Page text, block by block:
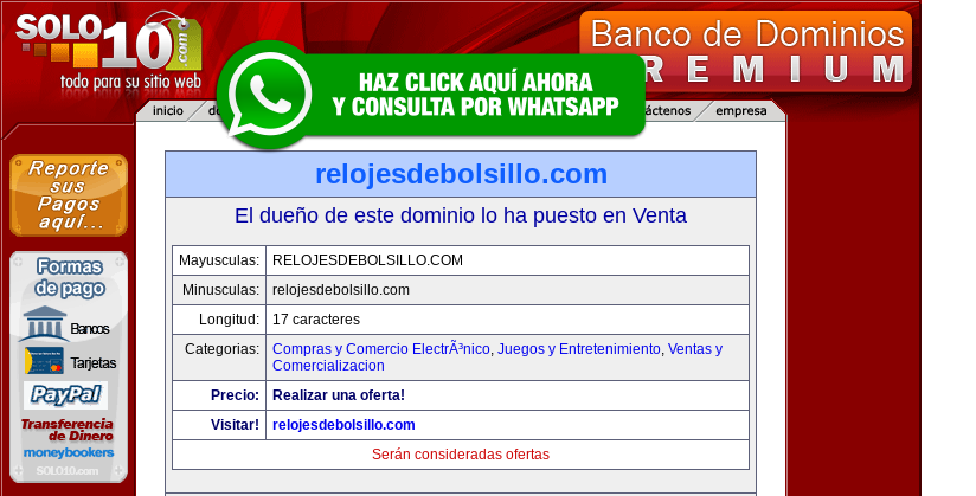
relojesdebolsillo.com
El dueño de este dominio lo ha puesto en Venta
Mayusculas:
RELOJESDEBOLSILLO.COM
Minusculas:
relojesdebolsillo.com
Longitud:
17 caracteres
Categorias:
Compras y Comercio ElectrÃ³nico, Juegos y Entretenimiento, Ventas y
Comercializacion
Precio:
Realizar una oferta!
Visitar!
relojesdebolsillo.com
Serán consideradas ofertas